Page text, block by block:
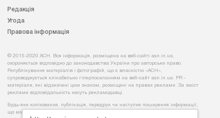
Редакція
Угода
Правова інформація
© 2015-2020 АСН. Вся інформація, розміщена на веб-сайті asn.in.ua,
охороняється відповідно до законодавства України про авторське право.
Републікування матеріалів і фотографій, що є власністю «АСН»,
супроводжується клікабельно гіперпосиланням на веб-сайт asn.іn.ua. PR -
матеріали, які відзначені цим знаком, розміщені на правах реклами. За зміст
реклами відповідальність несуть рекламодавці.
Будь-яке копiювання, публiкацiя, передрук чи наступне поширення iнформацiї,
що мiстить посилання на